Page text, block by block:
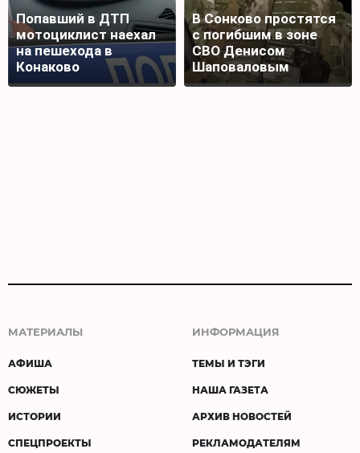
Попавший в ДТП
мотоциклист наехал
на пешехода в
Конаково
В Сонково простятся
с погибшим в зоне
СВО Денисом
Шаповаловым
МАТЕРИАЛЫ
АФИША
СЮЖЕТЫ
ИСТОРИИ
СПЕЦПРОЕКТЫ
ИНФОРМАЦИЯ
ТЕМЫ И ТЭГИ
НАША ГАЗЕТА
АРХИВ НОВОСТЕЙ
РЕКЛАМОДАТЕЛЯМ